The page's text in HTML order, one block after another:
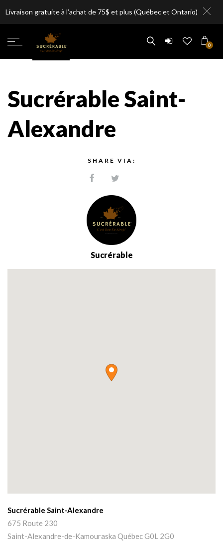
Livraison gratuite à l’achat de 75$ et plus (Québec et Ontario)
0
Sucrérable Saint-
Alexandre
SHARE VIA:
Sucrérable
Sucrérable Saint-Alexandre
675 Route 230
Saint-Alexandre-de-Kamouraska QuébecG0L 2G0